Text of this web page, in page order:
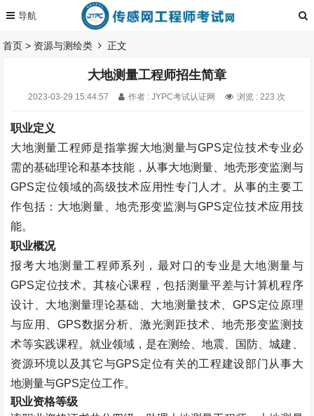
首页 > 资源与测绘类 正文
大地测量工程师招生简章
2023-03-29 15:44:57 作者 : JYPC考试认证网 浏览 : 223 次
职业定义
大地测量工程师是指掌握大地测量与GPS定位技术专业必
需的基础理论和基本技能，从事大地测量、地壳形变监测与
GPS定位领域的高级技术应用性专门人才。从事的主要工
作包括：大地测量、地壳形变监测与GPS定位技术应用技
能。
职业概况
报考大地测量工程师系列，最对口的专业是大地测量与
GPS定位技术。其核心课程，包括测量平差与计算机程序
设计、大地测量理论基础、大地测量技术、 GPS定位原理
与应用、GPS数据分析、激光测距技术、地壳形变监测技
术等实践课程。就业领域，是在测绘、地震、国防、城建、
资源环境以及其它与GPS定位有关的工程建设部门从事大
地测量与GPS定位工作。
职业资格等级